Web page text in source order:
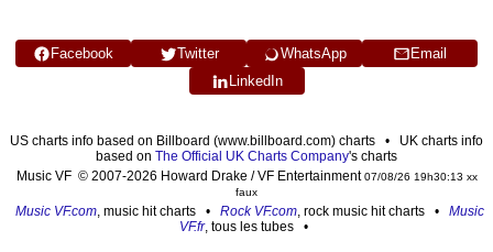
Facebook Twitter WhatsApp
Email
LinkedIn
US charts info based on Billboard (www.billboard.com) charts • UK charts info
based on The Official UK Charts Company's charts
Music VF © 2007-2026 Howard Drake / VF Entertainment07/08/26 19h30:13 xx
faux
Music VF.com, music hit charts • Rock VF.com, rock music hit charts • Music
VF.fr, tous les tubes •